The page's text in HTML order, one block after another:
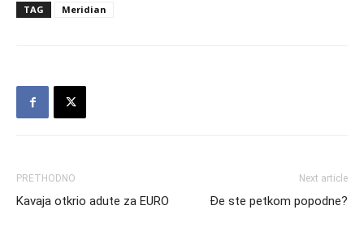
TAG Meridian
PRETHODNO
Kavaja otkrio adute za EURO
Next article
Đe ste petkom popodne?